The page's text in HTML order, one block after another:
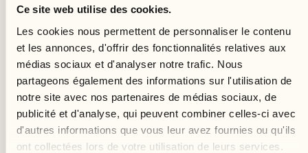
Ce site web utilise des cookies.
Les cookies nous permettent de personnaliser le contenu
et les annonces, d'offrir des fonctionnalités relatives aux
médias sociaux et d'analyser notre trafic. Nous
partageons également des informations sur l'utilisation de
notre site avec nos partenaires de médias sociaux, de
publicité et d'analyse, qui peuvent combiner celles-ci avec
d'autres informations que vous leur avez fournies ou qu'ils
ont collectées lors de votre utilisation de leurs services.